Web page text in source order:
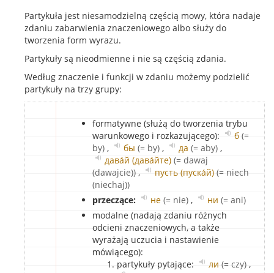
Partykuła jest niesamodzielną częścią mowy, która nadaje
zdaniu zabarwienia znaczeniowego albo służy do
tworzenia form wyrazu.
Partykuły są nieodmienne i nie są częścią zdania.
Według znaczenie i funkcji w zdaniu możemy podzielić
partykuły na trzy grupy:
formatywne (służą do tworzenia trybu
warunkowego i rozkazującego):
б (=
by) , бы (= by) , да (= aby) ,
дава́й (дава́йте) (= dawaj
(dawajcie)) , пусть (пуска́й) (= niech
(niechaj))
przeczące:
не (= nie) , ни (= ani)
modalne (nadają zdaniu różnych
odcieni znaczeniowych, a także
wyrażają uczucia i nastawienie
mówiącego):
partykuły pytające:
ли (= czy) ,